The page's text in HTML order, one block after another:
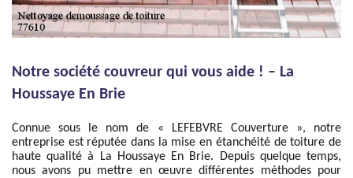
Notre société couvreur qui vous aide ! – La
Houssaye En Brie
Connue sous le nom de « LEFEBVRE Couverture », notre
entreprise est réputée dans la mise en étanchéité de toiture de
haute qualité à La Houssaye En Brie. Depuis quelque temps,
nous avons pu mettre en œuvre différentes méthodes pour